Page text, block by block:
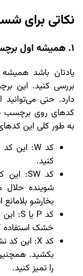
نکاتی برای
1. همیشه اول برچسب مبلمان را بررسی کنید
یادتان باشد
بررسی کنید. این
دارد. حتی
کدهای روی برچسب
به طور کلی این کدهای
کد W: این کد
کنید.
کدSW: این
شوینده حلال
بخارشو
کد
S یا P
: این
خشک استفاده
کد X: این کد
بکشید.
را تمیز کنید.